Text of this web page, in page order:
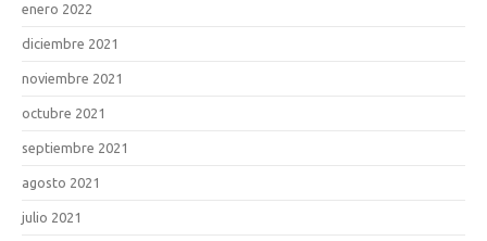
enero 2022
diciembre 2021
noviembre 2021
octubre 2021
septiembre 2021
agosto 2021
julio 2021